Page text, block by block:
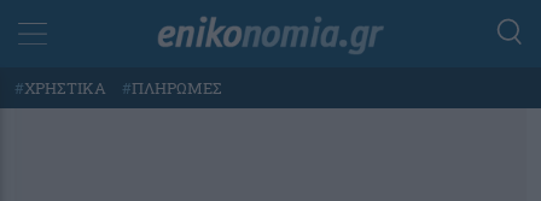
#ΧΡΗΣΤΙΚΑ #ΠΛΗΡΩΜΕΣ